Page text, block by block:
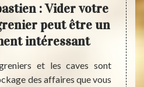
: Vider votre
peut être un
intéressant
et les caves sont
des affaires que vous
Par
qui